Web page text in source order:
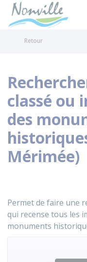
Retour
classé ou
des
Mérimée)
Permet de faire une
qui recense tous les
monuments